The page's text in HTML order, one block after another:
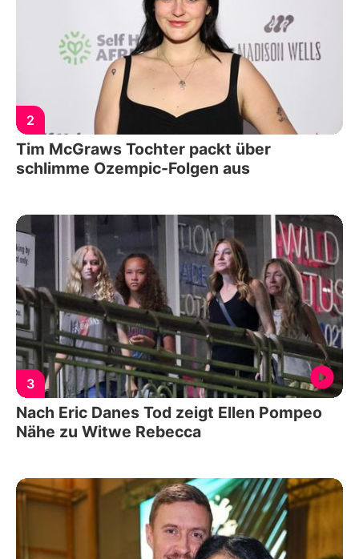
2
Tim McGraws Tochter packt über
schlimme Ozempic-Folgen aus
3
Nach Eric Danes Tod zeigt Ellen Pompeo
Nähe zu Witwe Rebecca